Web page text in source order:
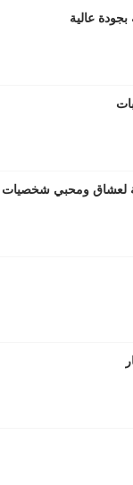
عالية
لعشاق ومحبي شخصيات